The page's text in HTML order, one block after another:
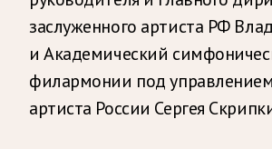
заслуженного артиста РФ
и Академический
филармонии под
артиста России Сергея